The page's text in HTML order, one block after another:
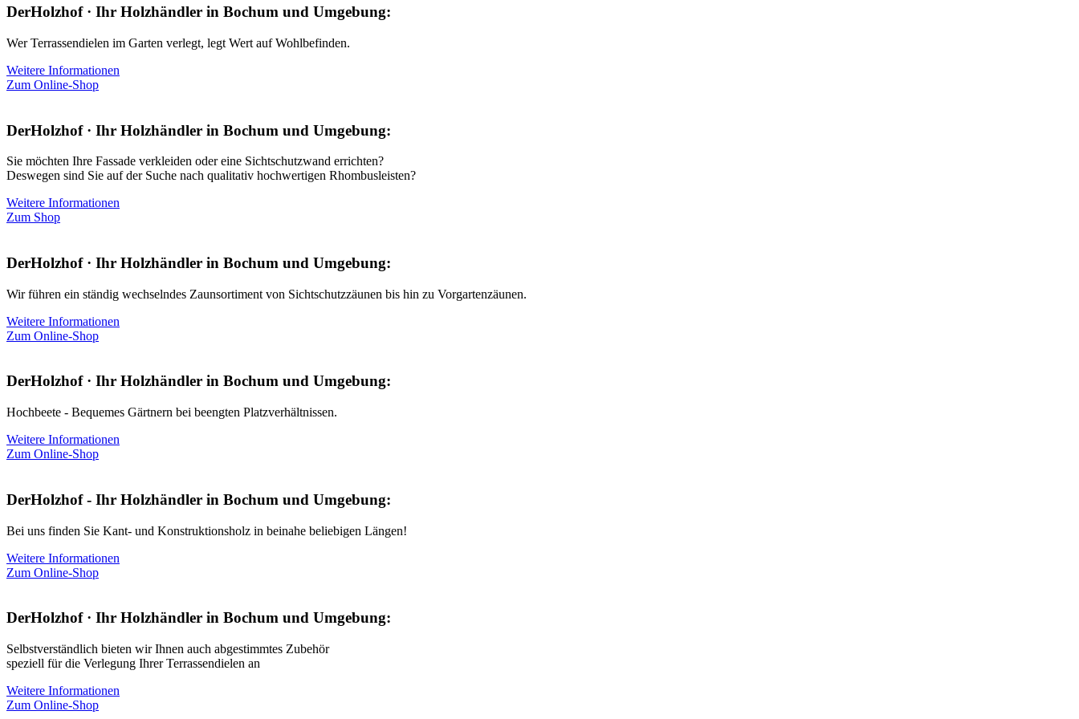
DerHolzhof · Ihr Holzhändler in Bochum und Umgebung:
Wer Terrassendielen im Garten verlegt, legt Wert auf Wohlbefinden.
Weitere Informationen
Zum Online-Shop
DerHolzhof · Ihr Holzhändler in Bochum und Umgebung:
Sie möchten Ihre Fassade verkleiden oder eine Sichtschutzwand errichten?
Deswegen sind Sie auf der Suche nach qualitativ hochwertigen Rhombusleisten?
Weitere Informationen
Zum Shop
DerHolzhof · Ihr Holzhändler in Bochum und Umgebung:
Wir führen ein ständig wechselndes Zaunsortiment von Sichtschutzzäunen bis hin zu Vorgartenzäunen.
Weitere Informationen
Zum Online-Shop
DerHolzhof · Ihr Holzhändler in Bochum und Umgebung:
Hochbeete - Bequemes Gärtnern bei beengten Platzverhältnissen.
Weitere Informationen
Zum Online-Shop
DerHolzhof - Ihr Holzhändler in Bochum und Umgebung:
Bei uns finden Sie Kant- und Konstruktionsholz in beinahe beliebigen Längen!
Weitere Informationen
Zum Online-Shop
DerHolzhof · Ihr Holzhändler in Bochum und Umgebung:
Selbstverständlich bieten wir Ihnen auch abgestimmtes Zubehör
speziell für die Verlegung Ihrer Terrassendielen an
Weitere Informationen
Zum Online-Shop